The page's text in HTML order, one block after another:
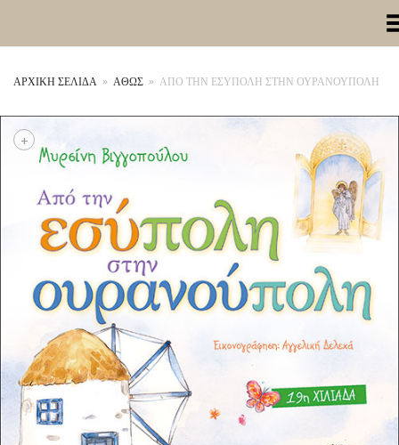
Toggle
ΑΡΧΙΚΉ ΣΕΛΊΔΑ » ΑΘΩΣ » ΑΠΟ ΤΗΝ ΕΣΥΠΟΛΗ ΣΤΗΝ ΟΥΡΑΝΟΥΠΟΛΗ
+